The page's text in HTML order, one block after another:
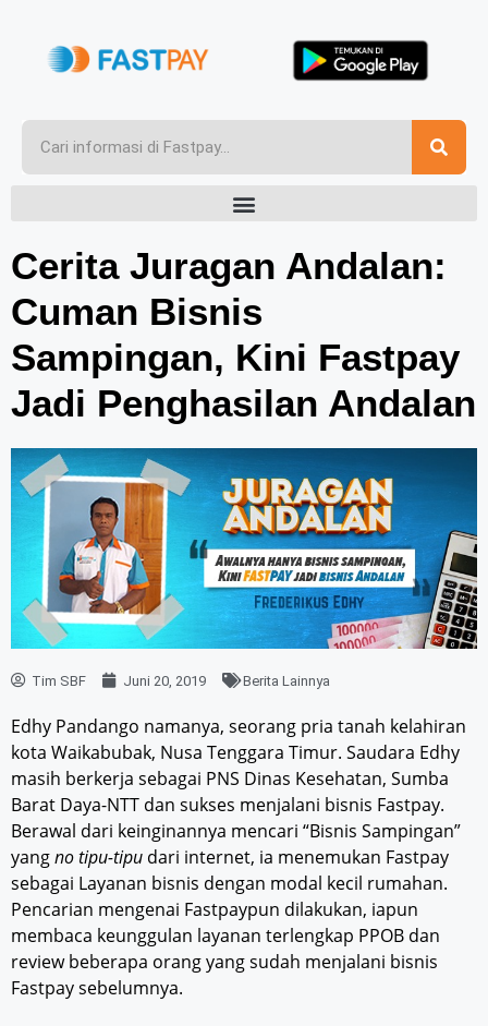
Cerita Juragan Andalan:
Cuman Bisnis
Sampingan, Kini Fastpay
Jadi Penghasilan Andalan
Tim SBF Juni 20, 2019 Berita Lainnya
Edhy Pandango namanya, seorang pria tanah kelahiran
kota Waikabubak, Nusa Tenggara Timur. Saudara Edhy
masih berkerja sebagai PNS Dinas Kesehatan, Sumba
Barat Daya-NTT dan sukses menjalani bisnis Fastpay.
Berawal dari keinginannya mencari “Bisnis Sampingan”
yangno tipu-tipu dari internet, ia menemukan Fastpay
sebagai Layanan bisnis dengan modal kecil rumahan.
Pencarian mengenai Fastpaypun dilakukan, iapun
membaca keunggulan layanan terlengkap PPOB dan
review beberapa orang yang sudah menjalani bisnis
Fastpay sebelumnya.